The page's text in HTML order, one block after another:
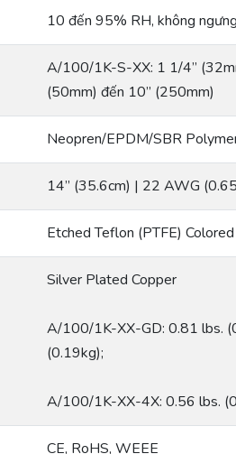
10 đến 95% RH, không
A/100/1K-S-XX: 1 1/4”
(50mm) đến 10” (250mm)
Neopren/EPDM/SBR
14” (35.6cm) | 22 AWG
Etched Teflon (PTFE)
Silver Plated Copper
A/100/1K-XX-GD: 0.81 lbs.
(0.19kg);
A/100/1K-XX-4X: 0.56 lbs.
CE, RoHS, WEEE